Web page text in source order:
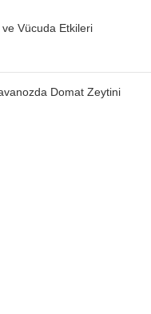
Vücuda Etkileri
Domat Zeytini